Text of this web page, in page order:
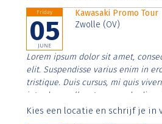
Friday
05
JUNE
Kawasaki Promo Tour
Zwolle (OV)
Lorem ipsum dolor sit amet,
elit. Suspendisse varius enim in
tristique. Duis cursus, mi quis
interdum nulla, ut commodo diam
Aenean faucibus nibh et justo
Kies een locatie en schrijf je in